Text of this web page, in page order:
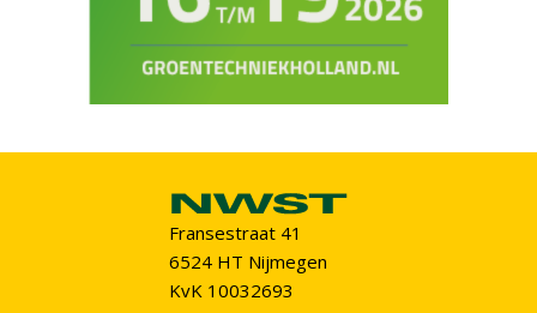
Fransestraat 41
6524 HT Nijmegen
KvK 10032693